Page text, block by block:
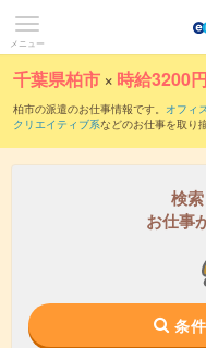
メニュー
千葉県柏市 × 時給3200
柏市の派遣のお仕事情報です。 オフィ
クリエイティブ系などのお仕事を取り
検
お仕事
条